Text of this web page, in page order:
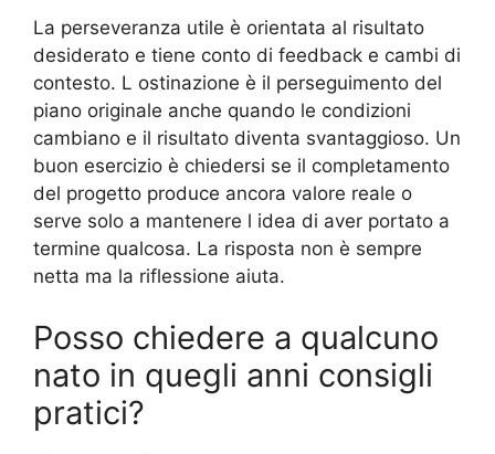
La perseveranza utile è orientata al risultato
desiderato e tiene conto di feedback e cambi di
contesto. L ostinazione è il perseguimento del
piano originale anche quando le condizioni
cambiano e il risultato diventa svantaggioso. Un
buon esercizio è chiedersi se il completamento
del progetto produce ancora valore reale o
serve solo a mantenere l idea di aver portato a
termine qualcosa. La risposta non è sempre
netta ma la riflessione aiuta.
Posso chiedere a qualcuno
nato in quegli anni consigli
pratici?